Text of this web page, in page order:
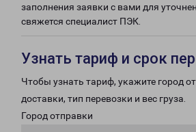
заполнения заявки с вами для
свяжется специалист ПЭК.
Узнать тариф и срок
Чтобы узнать тариф, укажите город
доставки, тип перевозки и вес груза.
Город отправки